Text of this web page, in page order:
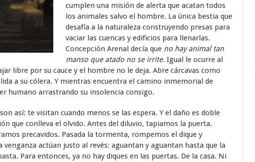
cumplen una misión de alerta que acatan todos
los animales salvo el hombre. La única bestia que
desafía a la naturaleza construyendo presas para
vaciar las cuencas y edificios para llenarlas.
Concepción Arenal decía que no hay animal tan
manso que atado no se irrite. Igual le ocurre al
libre por su cauce y el hombre no le deja. Abre cárcavas como
a su cólera. Y mientras encuentra el camino inmemorial de
humano arrastrando su insolencia consigo.
así: te visitan cuando menos se las espera. Y el daño es doble
que conlleva el olvido. Antes del diluvio, tapiamos la puerta.
precavidos. Pasada la tormenta, rompemos el dique y
venganza actúan justo al revés: aguantan y aguantan hasta que la
Para entonces, ya no hay diques en las puertas. De la casa. Ni